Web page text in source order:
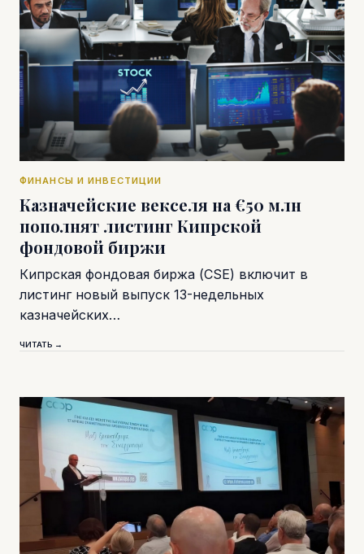
ФИНАНСЫ И ИНВЕСТИЦИИ
Казначейские векселя на €50 млн
пополнят листинг Кипрской
фондовой биржи
Кипрская фондовая биржа (CSE) включит в
листинг новый выпуск 13-недельных
казначейских…
ЧИТАТЬ →